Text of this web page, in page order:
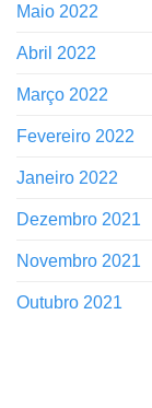
Maio 2022
Abril 2022
Março 2022
Fevereiro 2022
Janeiro 2022
Dezembro 2021
Novembro 2021
Outubro 2021